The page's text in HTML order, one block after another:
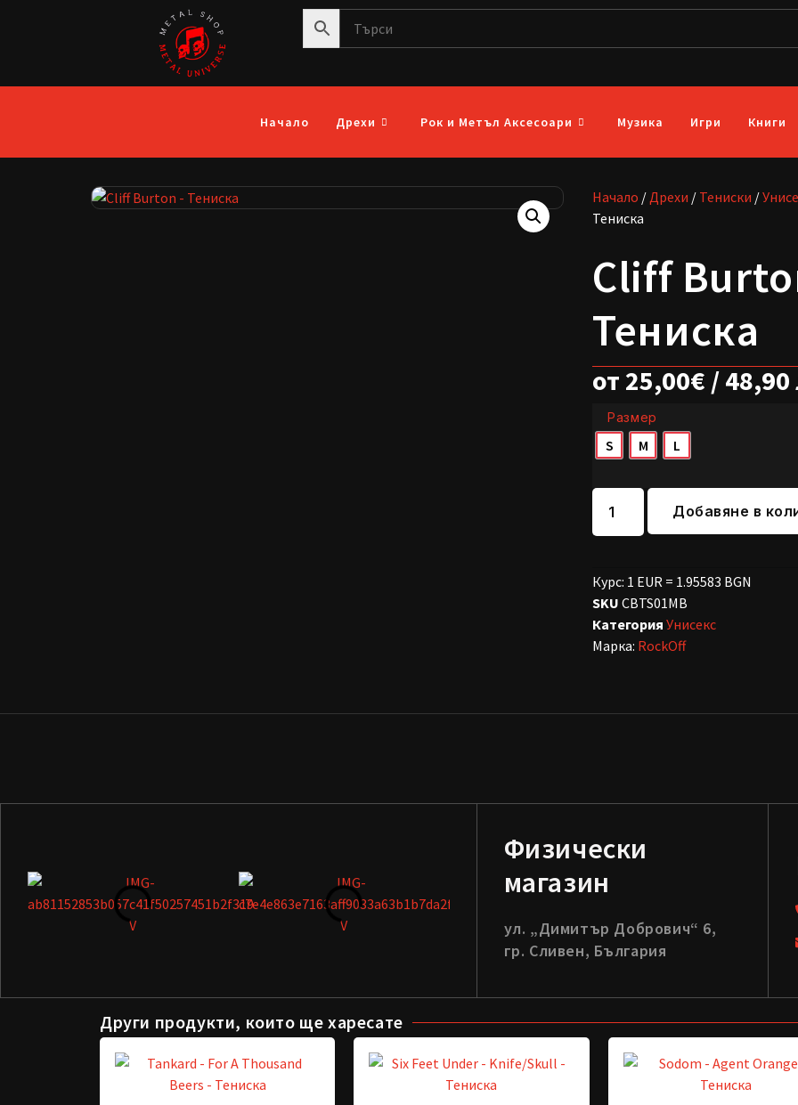
Начало Дрехи Рок и Метъл Аксесоари Музика Игри Книги
Начало / Дрехи / Тениски /
Тениска
Cliff
Тениска
от 25,00€ / 48,90
Размер
S M L
Добавяне в
Курс: 1 EUR = 1.95583 BGN
SKUCBTS01MB
Категория Унисекс
Марка: RockOff
Физически
магазин
ул. „Димитър Добрович“ 6,
гр. Сливен, България
Други продукти, които ще харесате